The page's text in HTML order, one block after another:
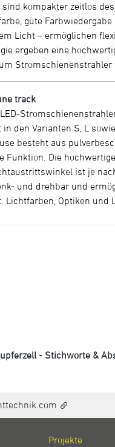
kompakter zeitlos
gute
Licht – ermöglichen
ergeben eine
Stromschienenstrahler
track
in den Varianten S, L
besteht aus
Funktion. Die
ist je
und drehbar und
Lichtfarben, Optiken und
- Stichworte &
Projekte